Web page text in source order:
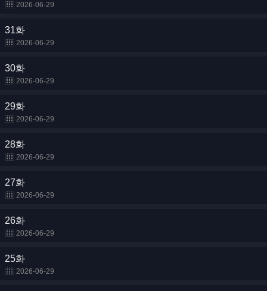
2026-06-29
31화
2026-06-29
30화
2026-06-29
29화
2026-06-29
28화
2026-06-29
27화
2026-06-29
26화
2026-06-29
25화
2026-06-29